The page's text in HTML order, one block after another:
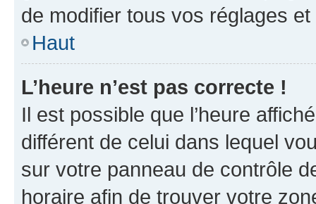
de modifier tous vos réglages
Haut
L’heure n’est pas correcte !
Il est possible que l’heure
différent de celui dans lequel
sur votre panneau de contrôle
horaire afin de trouver votre